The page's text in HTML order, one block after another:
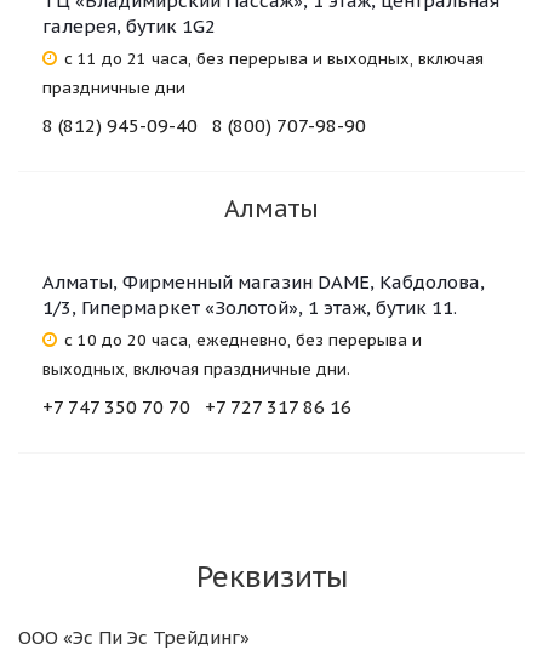
галерея, бутик 1G2
с 11 до 21 часа, без перерыва и выходных, включая
праздничные дни
8 (812) 945-09-40 8 (800) 707-98-90‬
Алматы
Алматы, Фирменный магазин DAME, Кабдолова,
1/3, Гипермаркет «Золотой», 1 этаж, бутик 11.
с 10 до 20 часа, ежедневно, без перерыва и
выходных, включая праздничные дни.
+7 747 350 70 70 +7 727 317 86 16
Реквизиты
ООО «Эс Пи Эс Трейдинг»